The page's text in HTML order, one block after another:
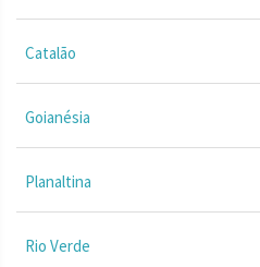
Catalão
Goianésia
Planaltina
Rio Verde